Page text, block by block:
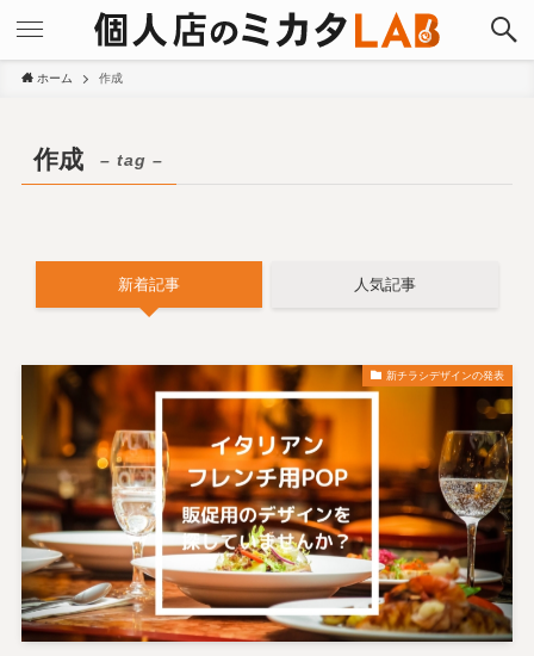
ホーム 作成
作成 – tag –
新着記事 人気記事
新チラシデザインの発表